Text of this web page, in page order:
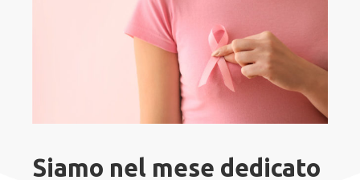
Siamo nel mese dedicato